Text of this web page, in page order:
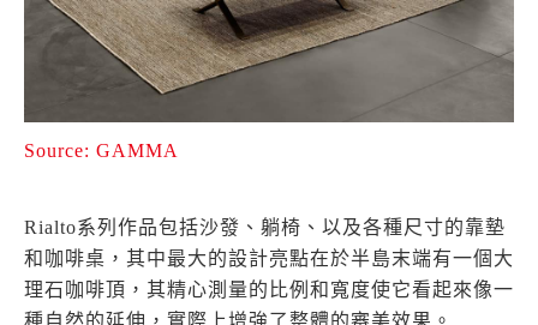
Source: GAMMA
Rialto系列作品包括沙發、躺椅、以及各種尺寸的靠墊
和咖啡桌，其中最大的設計亮點在於半島末端有一個大
理石咖啡頂，其精心測量的比例和寬度使它看起來像一